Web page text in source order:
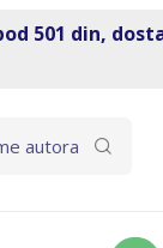
501 din,